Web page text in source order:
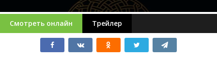
Смотреть онлайн Трейлер